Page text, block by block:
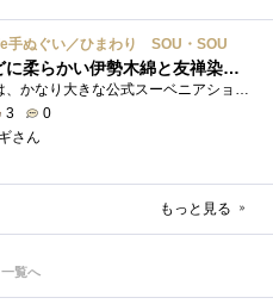
手ぬぐい／ひまわり SOU・SOU
使い込むほどに柔らかい伊勢木綿と友禅染の発色を楽しむ
太秦映画村には、かなり大きな公式スーベニアショップの他にも、江戸時代の町家風の飲食店や土産物店が軒を連ねておりました。 何かよいもの...
3
0
さん
もっと見る
一覧へ